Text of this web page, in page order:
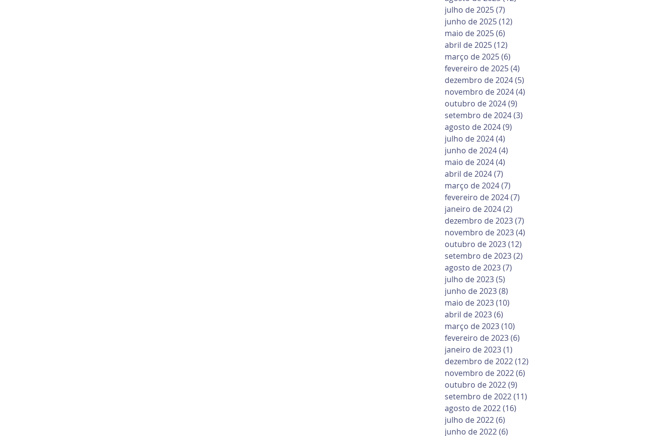
julho de 2025(7)
junho de 2025(12)
maio de 2025(6)
abril de 2025(12)
março de 2025(6)
fevereiro de 2025(4)
dezembro de 2024(5)
novembro de 2024(4)
outubro de 2024(9)
setembro de 2024(3)
agosto de 2024(9)
julho de 2024(4)
junho de 2024(4)
maio de 2024(4)
abril de 2024(7)
março de 2024(7)
fevereiro de 2024(7)
janeiro de 2024(2)
dezembro de 2023(7)
novembro de 2023(4)
outubro de 2023(12)
setembro de 2023(2)
agosto de 2023(7)
julho de 2023(5)
junho de 2023(8)
maio de 2023(10)
abril de 2023(6)
março de 2023(10)
fevereiro de 2023(6)
janeiro de 2023(1)
dezembro de 2022(12)
novembro de 2022(6)
outubro de 2022(9)
setembro de 2022(11)
agosto de 2022(16)
julho de 2022(6)
junho de 2022(6)